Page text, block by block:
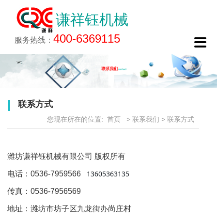
谦祥钰机械
服务热线： 400-6369115 
联系方式
您现在所在的位置: 首页 > 联系我们 > 联系方式
潍坊谦祥钰机械有限公司 版权所有
电话：0536-7959566 13605363135
传真：0536-7956569
地址：潍坊市坊子区九龙街办尚庄村